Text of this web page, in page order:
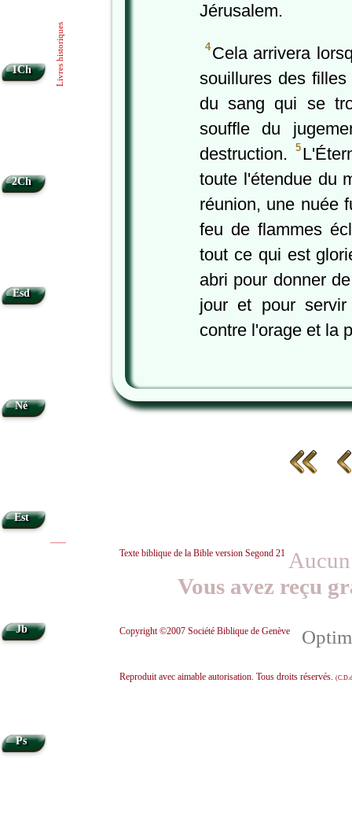
Jérusalem.
4 Cela arrivera
souillures des
du sang qui se
souffle du
destruction.
5
toute l'étendue du
réunion, une nuée
feu de flammes
tout ce qui est
abri pour donner
jour et pour
contre l'orage et la
Texte biblique de la Bible version Segond 21
Vous avez reçu
Copyright ©2007 Société Biblique de Genève
Reproduit avec aimable autorisation. Tous droits réservés.
1Ch
2Ch
Esd
Né
Est
Jb
Ps
Livres historiques